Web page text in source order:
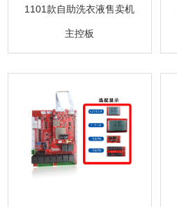
1101款自助洗衣液售卖机
主控板